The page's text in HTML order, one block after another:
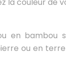
en bambou
ou en